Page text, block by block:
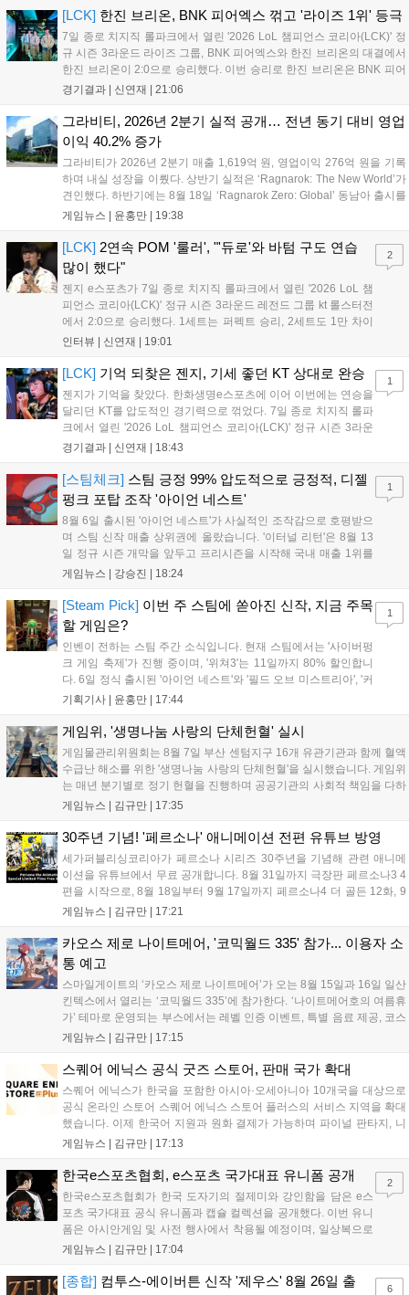
[LCK] 한진 브리온, BNK 피어엑스 꺾고 '라이즈 1위' 등극
7일 종로 치지직 롤파크에서 열린 '2026 LoL 챔피언스 코리아(LCK)' 정
규 시즌 3라운드 라이즈 그룹, BNK 피어엑스와 한진 브리온의 대결에서
한진 브리온이 2:0으로 승리했다. 이번 승리로 한진 브리온은 BNK 피어
엑스를 제치고 라이즈 그룹 1위로 올라섰다. 1세트, 한진 브리온이 '로머'
경기결과 | 신연재 | 21:06
그라비티, 2026년 2분기 실적 공개… 전년 동기 대비 영업
이익 40.2% 증가
그라비티가 2026년 2분기 매출 1,619억 원, 영업이익 276억 원을 기록
하며 내실 성장을 이뤘다. 상반기 실적은 ‘Ragnarok: The New World’가
견인했다. 하반기에는 8월 18일 ‘Ragnarok Zero: Global’ 동남아 출시를
시작으로 9월 3일 ‘달려라 헤베레케 EX’, 9월 22일 ‘갈바테인’ 등 다양한
이’ 출시가 예정돼 있으며, 2027년에는 ‘Ragnarok 3’ 등 대작을 글로벌
출시할 계획이다. 그라비티는 조인트벤처 설립과 라그나로크 에코 시스
템 구축을 통해 신성장 동력을 확보할 방침이다....
게임뉴스 | 윤홍만 | 19:38
[LCK] 2연속 POM '룰러', "'듀로'와 바텀 구도 연습
많이 했다"
젠지 e스포츠가 7일 종로 치지직 롤파크에서 열린 '2026 LoL 챔
피언스 코리아(LCK)' 정규 시즌 3라운드 레전드 그룹 kt 롤스터전
에서 2:0으로 승리했다. 1세트는 퍼펙트 승리, 2세트도 1만 차이
를 벌리며 25분 만에 승리하면서 말 그대로 압도적인 경기력을 선
하며 POM에 선정됐...
인터뷰 | 신연재 | 19:01
2
[LCK] 기억 되찾은 젠지, 기세 좋던 KT 상대로 완승
젠지가 기억을 찾았다. 한화생명e스포츠에 이어 이번에는 연승을
달리던 KT를 압도적인 경기력으로 꺾었다. 7일 종로 치지직 롤파
크에서 열린 '2026 LoL 챔피언스 코리아(LCK)' 정규 시즌 3라운
드 레전드 그룹, kt 롤스터와 젠지 e스포츠의 대결에서 젠지가 압
기억을 되찾기라도 한 듯 1,...
경기결과 | 신연재 | 18:43
1
[스팀체크] 스팀 긍정 99% 압도적으로 긍정적, 디젤
펑크 포탑 조작 '아이언 네스트'
8월 6일 출시된 '아이언 네스트'가 사실적인 조작감으로 호평받으
며 스팀 신작 매출 상위권에 올랐습니다. '이터널 리턴'은 8월 13
일 정규 시즌 개막을 앞두고 프리시즌을 시작해 국내 매출 1위를
기록했습니다. 25주년을 맞은 '고스트 리콘' 시리즈는 8월 6일 쇼
'마블 투혼: 파이팅 소울즈'와 레트로 수리 시뮬레이션 '리스토
리'도 스팀에 정식 출시되었습니다....
게임뉴스 | 강승진 | 18:24
1
[Steam Pick] 이번 주 스팀에 쏟아진 신작, 지금 주목
할 게임은?
인벤이 전하는 스팀 주간 소식입니다. 현재 스팀에서는 '사이버펑
크 게임 축제'가 진행 중이며, '위쳐3'는 11일까지 80% 할인합니
다. 6일 정식 출시된 '아이언 네스트'와 '필드 오브 미스트리아', '커
세어 코브'가 호평받고 있습니다. 한편, 7일 출시된 '마블 투혼'은
다. 유비소프트의 '고스트리콘: 와일드랜드'는 7년 만의 대규모 업
기획기사 | 윤홍만 | 17:44
1
게임위, '생명나눔 사랑의 단체헌혈' 실시
게임물관리위원회는 8월 7일 부산 센텀지구 16개 유관기관과 함께 혈액
수급난 해소를 위한 '생명나눔 사랑의 단체헌혈'을 실시했습니다. 게임위
는 매년 분기별로 정기 헌혈을 진행하며 공공기관의 사회적 책임을 다하
고 있으며, 이번 행사에는 영화진흥위원회 등 14개 기관 임직원이 동참
따뜻한 실천에 참여한 모든 임직원에게 감사의 뜻을 전하며 헌혈 문화
게임뉴스 | 김규만 | 17:35
30주년 기념! '페르소나' 애니메이션 전편 유튜브 방영
세가퍼블리싱코리아가 페르소나 시리즈 30주년을 기념해 관련 애니메
이션을 유튜브에서 무료 공개합니다. 8월 31일까지 극장판 페르소나3 4
편을 시작으로, 8월 18일부터 9월 17일까지 페르소나4 더 골든 12화, 9
월 15일부터 10월 14일까지 페르소나5 시리즈가 순차 공개됩니다. 또한
영상 및 대형 전광판에 소개될 예정입니다....
게임뉴스 | 김규만 | 17:21
카오스 제로 나이트메어, '코믹월드 335' 참가... 이용자 소
통 예고
스마일게이트의 ‘카오스 제로 나이트메어’가 오는 8월 15일과 16일 일산
킨텍스에서 열리는 ‘코믹월드 335’에 참가한다. ‘나이트메어호의 여름휴
가’ 테마로 운영되는 부스에서는 레벨 인증 이벤트, 특별 음료 제공, 코스
프레 모델 포토존 등 다채로운 행사가 진행된다. 유명 코스어 7인이 캐릭
세한 정보는 공식 커뮤니티에서 확인 가능하다....
게임뉴스 | 김규만 | 17:15
스퀘어 에닉스 공식 굿즈 스토어, 판매 국가 확대
스퀘어 에닉스가 한국을 포함한 아시아·오세아니아 10개국을 대상으로
공식 온라인 스토어 스퀘어 에닉스 스토어 플러스의 서비스 지역을 확대
했습니다. 이제 한국어 지원과 원화 결제가 가능하며 파이널 판타지, 니
어 등 주요 게임의 피규어, 굿즈를 구매할 수 있습니다. 신상품이 순차적
용 가능합니다....
게임뉴스 | 김규만 | 17:13
한국e스포츠협회, e스포츠 국가대표 유니폼 공개
한국e스포츠협회가 한국 도자기의 절제미와 강인함을 담은 e스
포츠 국가대표 공식 유니폼과 캡슐 컬렉션을 공개했다. 이번 유니
폼은 아시안게임 및 사전 행사에서 착용될 예정이며, 일상복으로
구성된 컬렉션은 오는 8월 28일부터 골스튜디오 공식 홈페이지
서는 대회 규정에 따라 별도의 유니폼을 착용할 계획이다....
게임뉴스 | 김규만 | 17:04
2
[종합] 컴투스-에이버튼 신작 '제우스' 8월 26일 출
6